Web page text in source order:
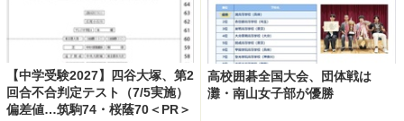
【中学受験2027】四谷大塚、第2
回合不合判定テスト（7/5実施）
偏差値…筑駒74・桜蔭70＜PR＞
高校囲碁全国大会、団体戦は
灘・南山女子部が優勝